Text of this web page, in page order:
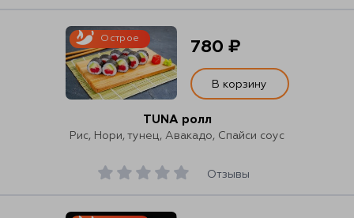
Острое
Отзывы
TUNA ролл
Рис, Нори, тунец, Авакадо, Спайси соус
780 ₽
В корзину